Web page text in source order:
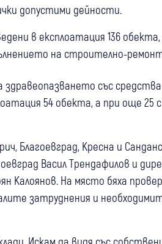
допустими дейности.
в експлоатация 136
на строително-
със средства
54 обекта, а при още
Благоевград, Кресна и
Васил Трендафилов и
Калоянов. На място бяха
затруднения и
Искам да видя със